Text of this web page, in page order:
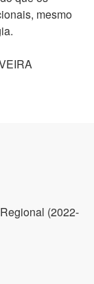
mesmo
(2022-